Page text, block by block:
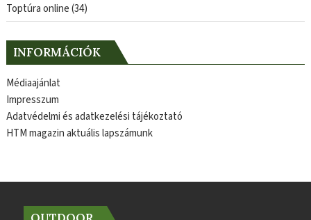
Toptúra online(34)
INFORMÁCIÓK
Médiaajánlat
Impresszum
Adatvédelmi és adatkezelési tájékoztató
HTM magazin aktuális lapszámunk